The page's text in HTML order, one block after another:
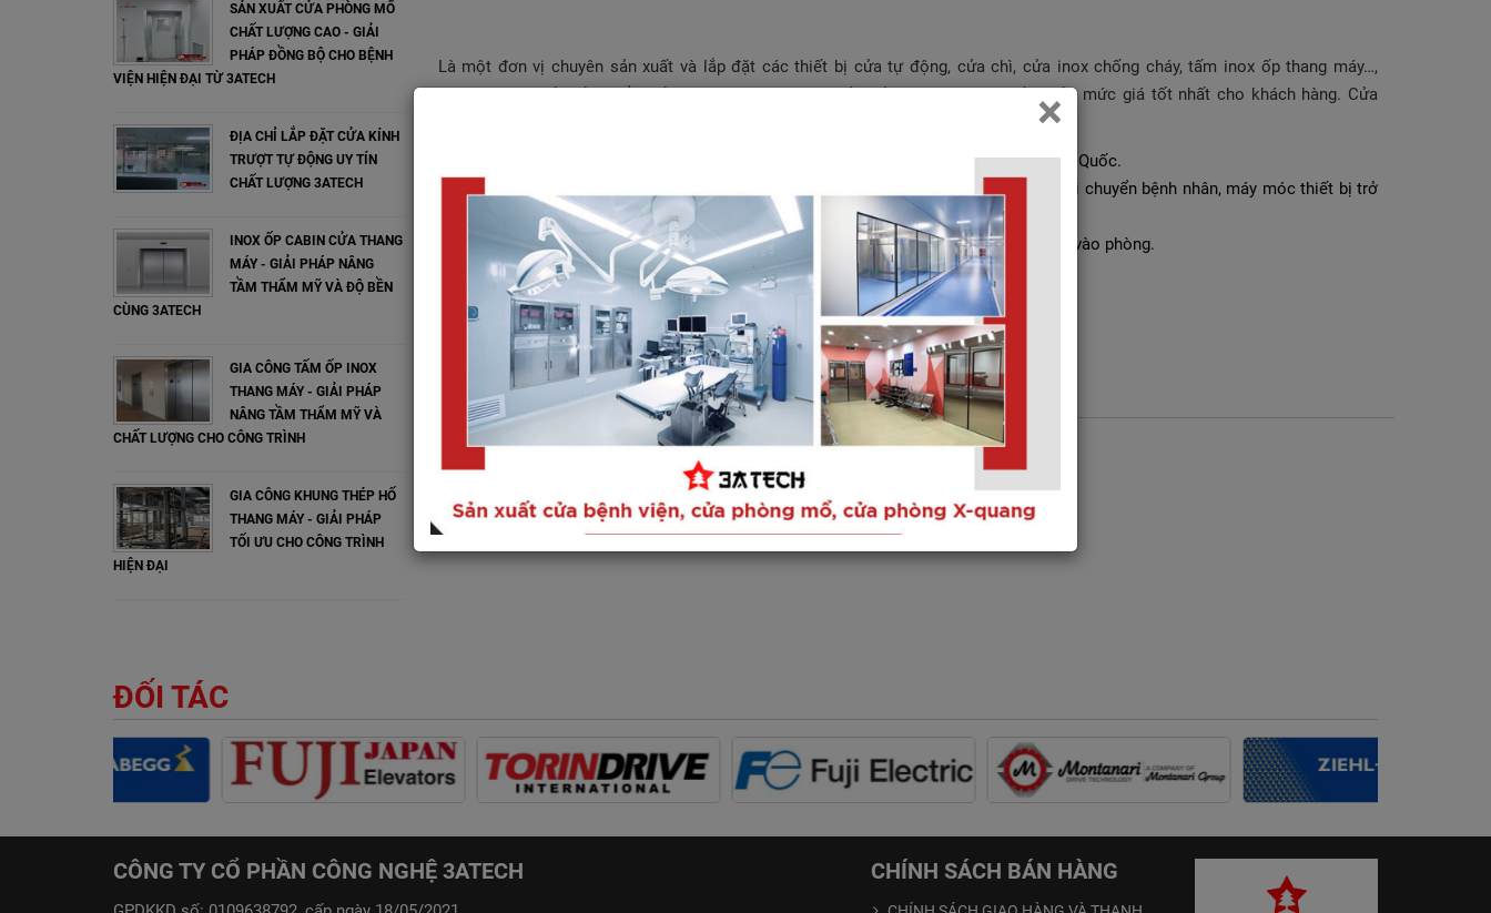
Là một đơn vị chuyên sản xuất và lắp đặt các thiết bị cửa tự động, cửa chì, cửa inox chống cháy, tấm inox ốp thang máy…,
Fujido mang đến sản phẩm cửa phòng sạch không chỉ chất lượng mà còn đảm bảo mức giá tốt nhất cho khách hàng. Cửa
Bền, không bị gỉ sét nhờ được làm từ nguyên liệu inox sus 304 nhập khẩu Huyndai Hàn Quốc.
Tiện dụng với hệ thống công tắc đóng mở thông minh (chân, cùi trỏ…) giúp cho việc di chuyển bệnh nhân, máy móc thiết bị trở
Gioăng cao su đóng kín gần như tuyệt đối, ngăn chặn tối đa bụi bẩn, vi khuẩn từ ngoài vào phòng.
Đạt tính thẩm mỹ cao, bền mặt sáng bóng, giúp công trình thêm đẹp và sang trọng.
Cách âm, cách nhiệt, không móp méo, an toàn với người dùng.
Tin liên quan
SẢN XUẤT CỬA PHÒNG MỔ
CHẤT LƯỢNG CAO - GIẢI
PHÁP ĐỒNG BỘ CHO BỆNH
VIỆN HIỆN ĐẠI TỪ 3ATECH
ĐỊA CHỈ LẮP ĐẶT CỬA KÍNH
TRƯỢT TỰ ĐỘNG UY TÍN
CHẤT LƯỢNG 3ATECH
INOX ỐP CABIN CỬA THANG
MÁY - GIẢI PHÁP NÂNG
TẦM THẨM MỸ VÀ ĐỘ BỀN
CÙNG 3ATECH
GIA CÔNG TẤM ỐP INOX
THANG MÁY - GIẢI PHÁP
NÂNG TẦM THẨM MỸ VÀ
CHẤT LƯỢNG CHO CÔNG TRÌNH
GIA CÔNG KHUNG THÉP HỐ
THANG MÁY - GIẢI PHÁP
TỐI ƯU CHO CÔNG TRÌNH
HIỆN ĐẠI
ĐỐI TÁC
CÔNG TY CỔ PHẦN CÔNG NGHỆ 3ATECH CHÍNH SÁCH BÁN HÀNG
×